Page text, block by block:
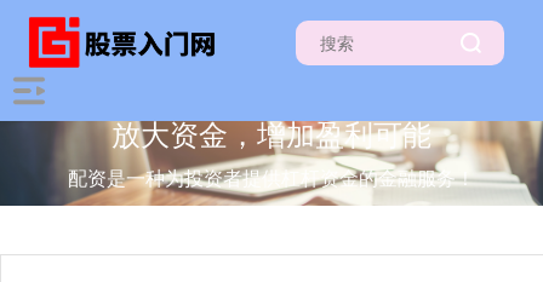
放大资金，增加盈利可能
配资是一种为投资者提供杠杆资金的金融服务！